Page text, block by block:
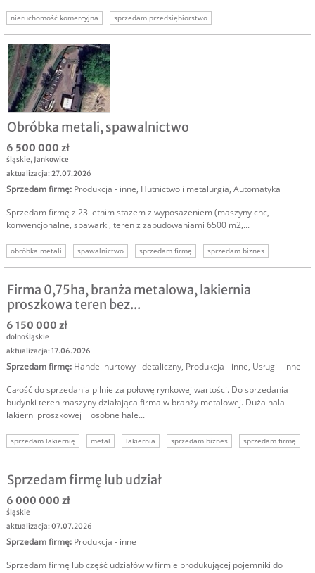
nieruchomość komercyjna
sprzedam przedsiębiorstwo
nieruchomości komercyjne
Obróbka metali, spawalnictwo
6 500 000 zł
śląskie, Jankowice
aktualizacja: 27.07.2026
Sprzedam firmę: Produkcja - inne, Hutnictwo i metalurgia, Automatyka
Sprzedam firmę z 23 letnim stażem z wyposażeniem (maszyny cnc,
konwencjonalne, spawarki, teren z zabudowaniami 6500 m2,...
obróbka metali spawalnictwo sprzedam firmę sprzedam biznes
Firma 0,75ha, branża metalowa, lakiernia
proszkowa teren bez...
6 150 000 zł
dolnośląskie
aktualizacja: 17.06.2026
Sprzedam firmę: Handel hurtowy i detaliczny, Produkcja - inne, Usługi - inne
Całość do sprzedania pilnie za połowę rynkowej wartości. Do sprzedania
budynki teren maszyny działająca firma w branży metalowej. Duża hala
lakierni proszkowej + osobne hale...
sprzedam lakiernię metal lakiernia sprzedam biznes sprzedam firmę
Sprzedam firmę lub udział
6 000 000 zł
śląskie
aktualizacja: 07.07.2026
Sprzedam firmę: Produkcja - inne
Sprzedam firmę lub część udziałów w firmie produkującej pojemniki do